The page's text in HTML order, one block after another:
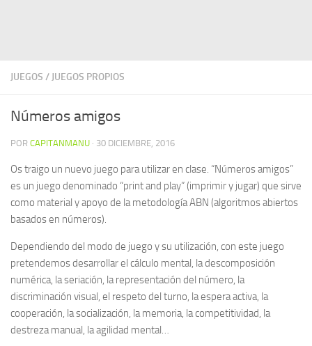
JUEGOS / JUEGOS PROPIOS
Números amigos
POR CAPITANMANU · 30 DICIEMBRE, 2016
Os traigo un nuevo juego para utilizar en clase. “Números amigos”
es un juego denominado “print and play” (imprimir y jugar) que sirve
como material y apoyo de la metodología ABN (algoritmos abiertos
basados en números).
Dependiendo del modo de juego y su utilización, con este juego
pretendemos desarrollar el cálculo mental, la descomposición
numérica, la seriación, la representación del número, la
discriminación visual, el respeto del turno, la espera activa, la
cooperación, la socialización, la memoria, la competitividad, la
destreza manual, la agilidad mental…